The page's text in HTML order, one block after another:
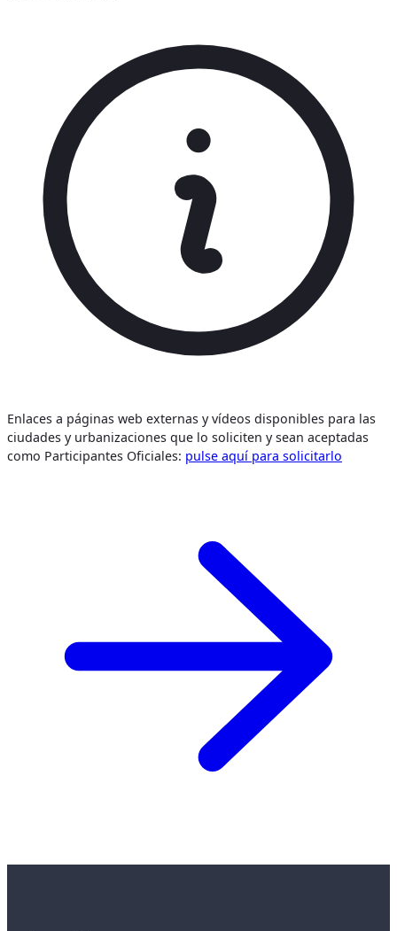
Enlaces a páginas web externas y vídeos disponibles para las
ciudades y urbanizaciones que lo soliciten y sean aceptadas
como Participantes Oficiales: pulse aquí para solicitarlo